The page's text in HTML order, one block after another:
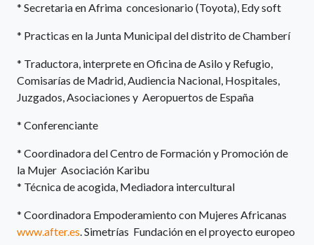
* Secretaria en Afrima concesionario (Toyota), Edy soft
* Practicas en la Junta Municipal del distrito de Chamberí
* Traductora, interprete en Oficina de Asilo y Refugio,
Comisarías de Madrid, Audiencia Nacional, Hospitales,
Juzgados, Asociaciones y Aeropuertos de España
* Conferenciante
* Coordinadora del Centro de Formación y Promoción de
la Mujer Asociación Karibu
* Técnica de acogida, Mediadora intercultural
* Coordinadora Empoderamiento con Mujeres Africanas
www.after.es. Simetrías Fundación en el proyecto europeo